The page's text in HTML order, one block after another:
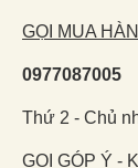
GỌI MUA
0977087005
Thứ 2 - Chủ
GỌI GÓP Ý -